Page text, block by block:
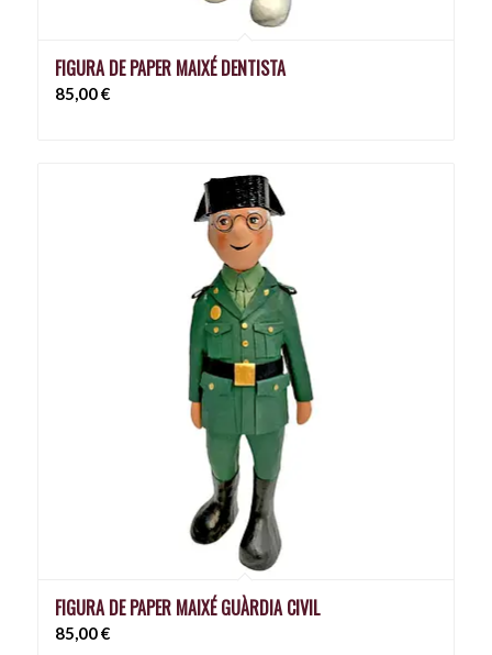
FIGURA DE PAPER MAIXÉ DENTISTA
85,00€
FIGURA DE PAPER MAIXÉ GUÀRDIA CIVIL
85,00€